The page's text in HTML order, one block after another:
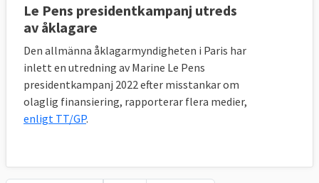
Le Pens presidentkampanj utreds
av åklagare
Den allmänna åklagarmyndigheten i Paris har
inlett en utredning av Marine Le Pens
presidentkampanj 2022 efter misstankar om
olaglig finansiering, rapporterar flera medier,
enligt TT/GP.